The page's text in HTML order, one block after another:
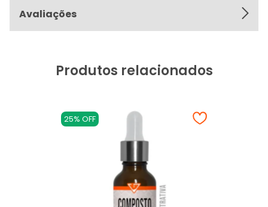
Avaliações
Produtos relacionados
25% OFF